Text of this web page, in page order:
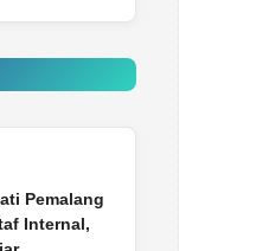
Pemalang
Internal,